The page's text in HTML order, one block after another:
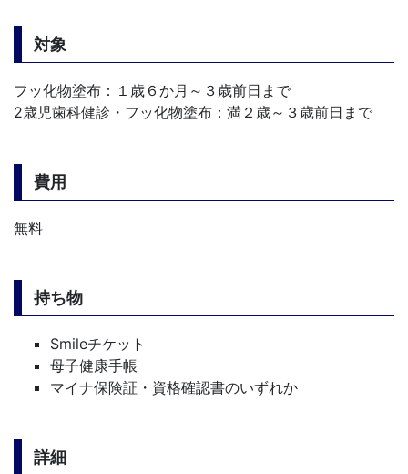
対象
フッ化物塗布：１歳６か月～３歳前日まで
2歳児歯科健診・フッ化物塗布：満２歳～３歳前日まで
費用
無料
持ち物
Smileチケット
母子健康手帳
マイナ保険証・資格確認書のいずれか
詳細